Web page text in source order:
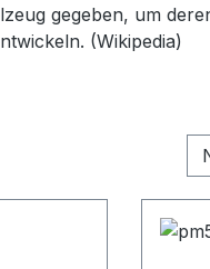
gegeben, um
(Wikipedia)